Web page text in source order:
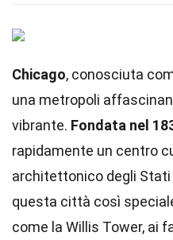
Chicago, conosciuta
una metropoli
vibrante. Fondata nel
rapidamente un centro
architettonico degli Stati
questa città così
come la Willis Tower, ai